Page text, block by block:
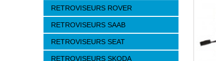
RETROVISEURS ROVER
RETROVISEURS SAAB
RETROVISEURS SEAT
RETROVISEURS SKODA